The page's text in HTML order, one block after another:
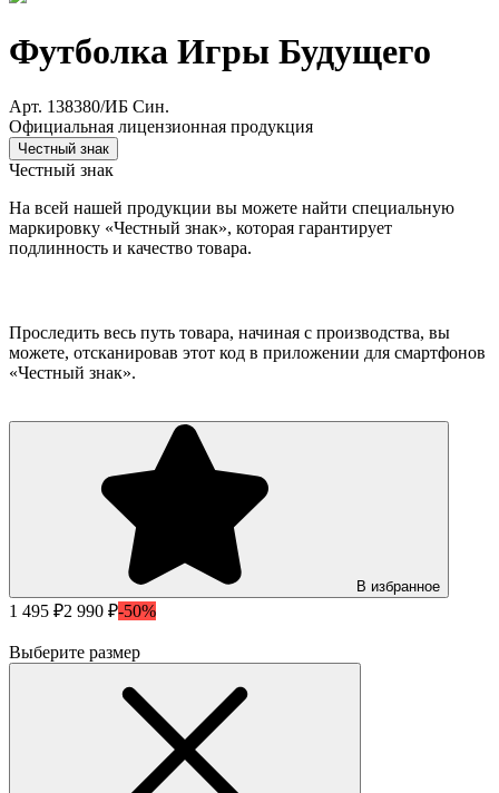
Футболка Игры Будущего
Арт. 138380/ИБ Син.
Официальная лицензионная продукция
Честный знак
Честный знак
На всей нашей продукции вы можете найти специальную
маркировку «Честный знак», которая гарантирует
подлинность и качество товара.
Проследить весь путь товара, начиная с производства, вы
можете, отсканировав этот код в приложении для смартфонов
«Честный знак».
В избранное
1 495 ₽2 990 ₽-50%
Выберите размер